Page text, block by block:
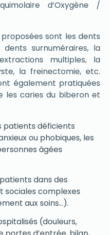
d’Oxygène /
sont les dents
surnuméraires, la
multiples, la
la freinectomie, etc.
également pratiquées
les caries du biberon et
patients déficients
ou phobiques, les
âgées
dans des
sociales complexes
aux soins…).
(douleurs,